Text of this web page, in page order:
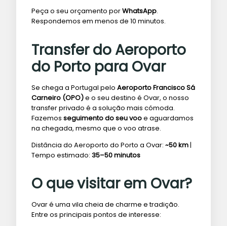
Peça o seu orçamento porWhatsApp.
Respondemos em menos de 10 minutos.
Transfer do Aeroporto
do Porto para Ovar
Se chega a Portugal pelo Aeroporto Francisco Sá
Carneiro (OPO)e o seu destino é Ovar, o nosso
transfer privado é a solução mais cómoda.
Fazemos seguimento do seu vooe aguardamos
na chegada, mesmo que o voo atrase.
Distância do Aeroporto do Porto a Ovar: ~50 km|
Tempo estimado: 35–50 minutos
O que visitar em Ovar?
Ovar é uma vila cheia de charme e tradição.
Entre os principais pontos de interesse: